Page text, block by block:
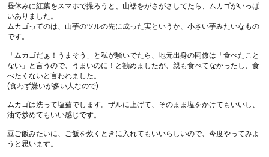
昼休みに紅葉をスマホで撮ろうと、山裾をがさがさしてたら、ムカゴがいっぱ
いありました。
ムカゴってのは、山芋のツルの先に成った実というか、小さい芋みたいなもの
です。
「ムカゴだぁ！うまそう」と私が騒いでたら、地元出身の同僚は「食べたこと
ない」と言うので、うまいのに！と勧めましたが、親も食べてなかったし、食
べたくないと言われました。
(食わず嫌いが多い人なので)
ムカゴは洗って塩茹でします。ザルに上げて、そのまま塩をかけてもいいし、
油で炒めてもいい感じです。
豆ご飯みたいに、ご飯を炊くときに入れてもいいらしいので、今度やってみよ
うと思います。